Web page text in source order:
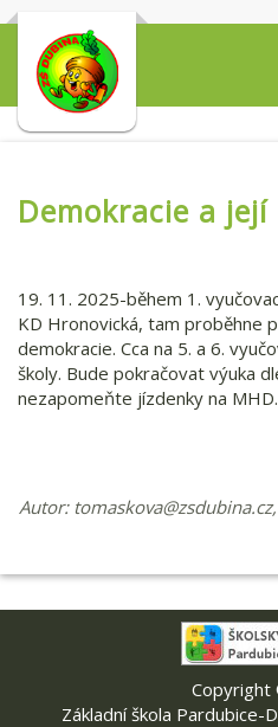
Demokracie a
19. 11. 2025-během 1.
KD Hronovická, tam proběhne
demokracie. Cca na 5. a 6.
školy. Bude pokračovat výuka
nezapomeňte jízdenky na MHD.
Autor: tomaskova@zsdubina.cz
Základní škola Pardubice-